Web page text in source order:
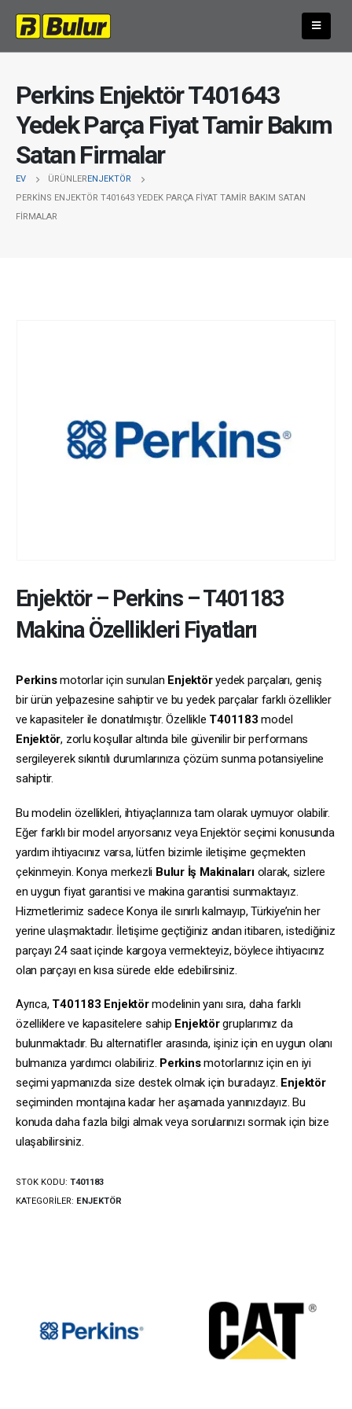
Perkins Enjektör T401643
Yedek Parça Fiyat Tamir Bakım
Satan Firmalar
EV ÜRÜNLERENJEKTÖR
PERKINS ENJEKTÖR T401643 YEDEK PARÇA FIYAT TAMIR BAKIM SATAN
FIRMALAR
Enjektör– Perkins–T401183
Makina Özellikleri Fiyatları
Perkinsmotorlar için sunulan Enjektöryedek parçaları, geniş
bir ürün yelpazesine sahiptir ve bu yedek parçalar farklı özellikler
ve kapasiteler ile donatılmıştır. Özellikle T401183 model
Enjektör, zorlu koşullar altında bile güvenilir bir performans
sergileyerek sıkıntılı durumlarınıza çözüm sunma potansiyeline
sahiptir.
Bu modelin özellikleri, ihtiyaçlarınıza tam olarak uymuyor olabilir.
Eğer farklı bir model arıyorsanız veya Enjektör seçimi konusunda
yardım ihtiyacınız varsa, lütfen bizimle iletişime geçmekten
çekinmeyin. Konya merkezli Bulur İş Makinalarıolarak, sizlere
en uygun fiyat garantisi ve makina garantisi sunmaktayız.
Hizmetlerimiz sadece Konya ile sınırlı kalmayıp, Türkiye’nin her
yerine ulaşmaktadır. İletişime geçtiğiniz andan itibaren, istediğiniz
parçayı 24 saat içinde kargoya vermekteyiz, böylece ihtiyacınız
olan parçayı en kısa sürede elde edebilirsiniz.
Ayrıca, T401183 Enjektörmodelinin yanı sıra, daha farklı
özelliklere ve kapasitelere sahip Enjektörgruplarımız da
bulunmaktadır. Bu alternatifler arasında, işiniz için en uygun olanı
bulmanıza yardımcı olabiliriz. Perkinsmotorlarınız için en iyi
seçimi yapmanızda size destek olmak için buradayız. Enjektör
seçiminden montajına kadar her aşamada yanınızdayız. Bu
konuda daha fazla bilgi almak veya sorularınızı sormak için bize
ulaşabilirsiniz.
STOK KODU: T401183
KATEGORILER: ENJEKTÖR